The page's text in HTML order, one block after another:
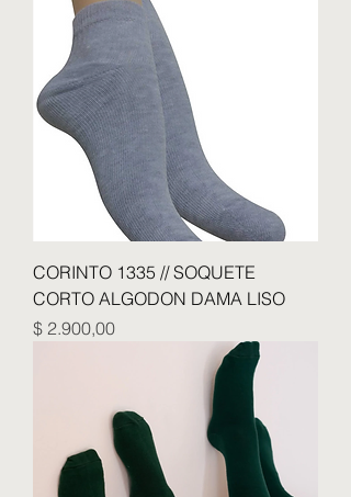
CORINTO 1335 // SOQUETE
CORTO ALGODON DAMA LISO
Precio
$ 2.900,00